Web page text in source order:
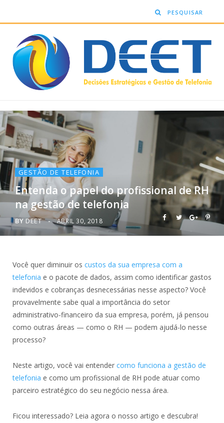
GESTÃO DE TELEFONIA
Entenda o papel do profissional de RH
na gestão de telefonia
BY DEET ABRIL 30, 2018
Você quer diminuir os custos da sua empresa com a
telefonia e o pacote de dados, assim como identificar gastos
indevidos e cobranças desnecessárias nesse aspecto? Você
provavelmente sabe qual a importância do setor
administrativo-financeiro da sua empresa, porém, já pensou
como outras áreas — como o RH — podem ajudá-lo nesse
processo?
Neste artigo, você vai entender como funciona a gestão de
telefonia e como um profissional de RH pode atuar como
parceiro estratégico do seu negócio nessa área.
Ficou interessado? Leia agora o nosso artigo e descubra!